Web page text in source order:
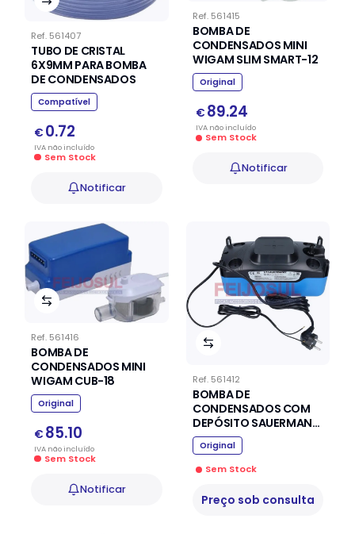
Ref. 561407
TUBO DE CRISTAL
6X9MM PARA BOMBA
DE CONDENSADOS
Compatível
€ 0.72
IVA nãoincluído
Sem Stock
Notificar
Ref. 561415
BOMBA DE
CONDENSADOS MINI
WIGAM SLIM SMART-12
Original
€ 89.24
IVA nãoincluído
Sem Stock
Notificar
Ref. 561416
BOMBA DE
CONDENSADOS MINI
WIGAM CUB-18
Original
€ 85.10
IVA nãoincluído
Sem Stock
Notificar
Ref. 561412
BOMBA DE
CONDENSADOS COM
DEPÓSITO SAUERMANN
SI-83
Original
Sem Stock
Preço sob consulta